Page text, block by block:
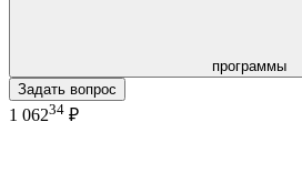
программы
Задать вопрос
1 06234 ₽